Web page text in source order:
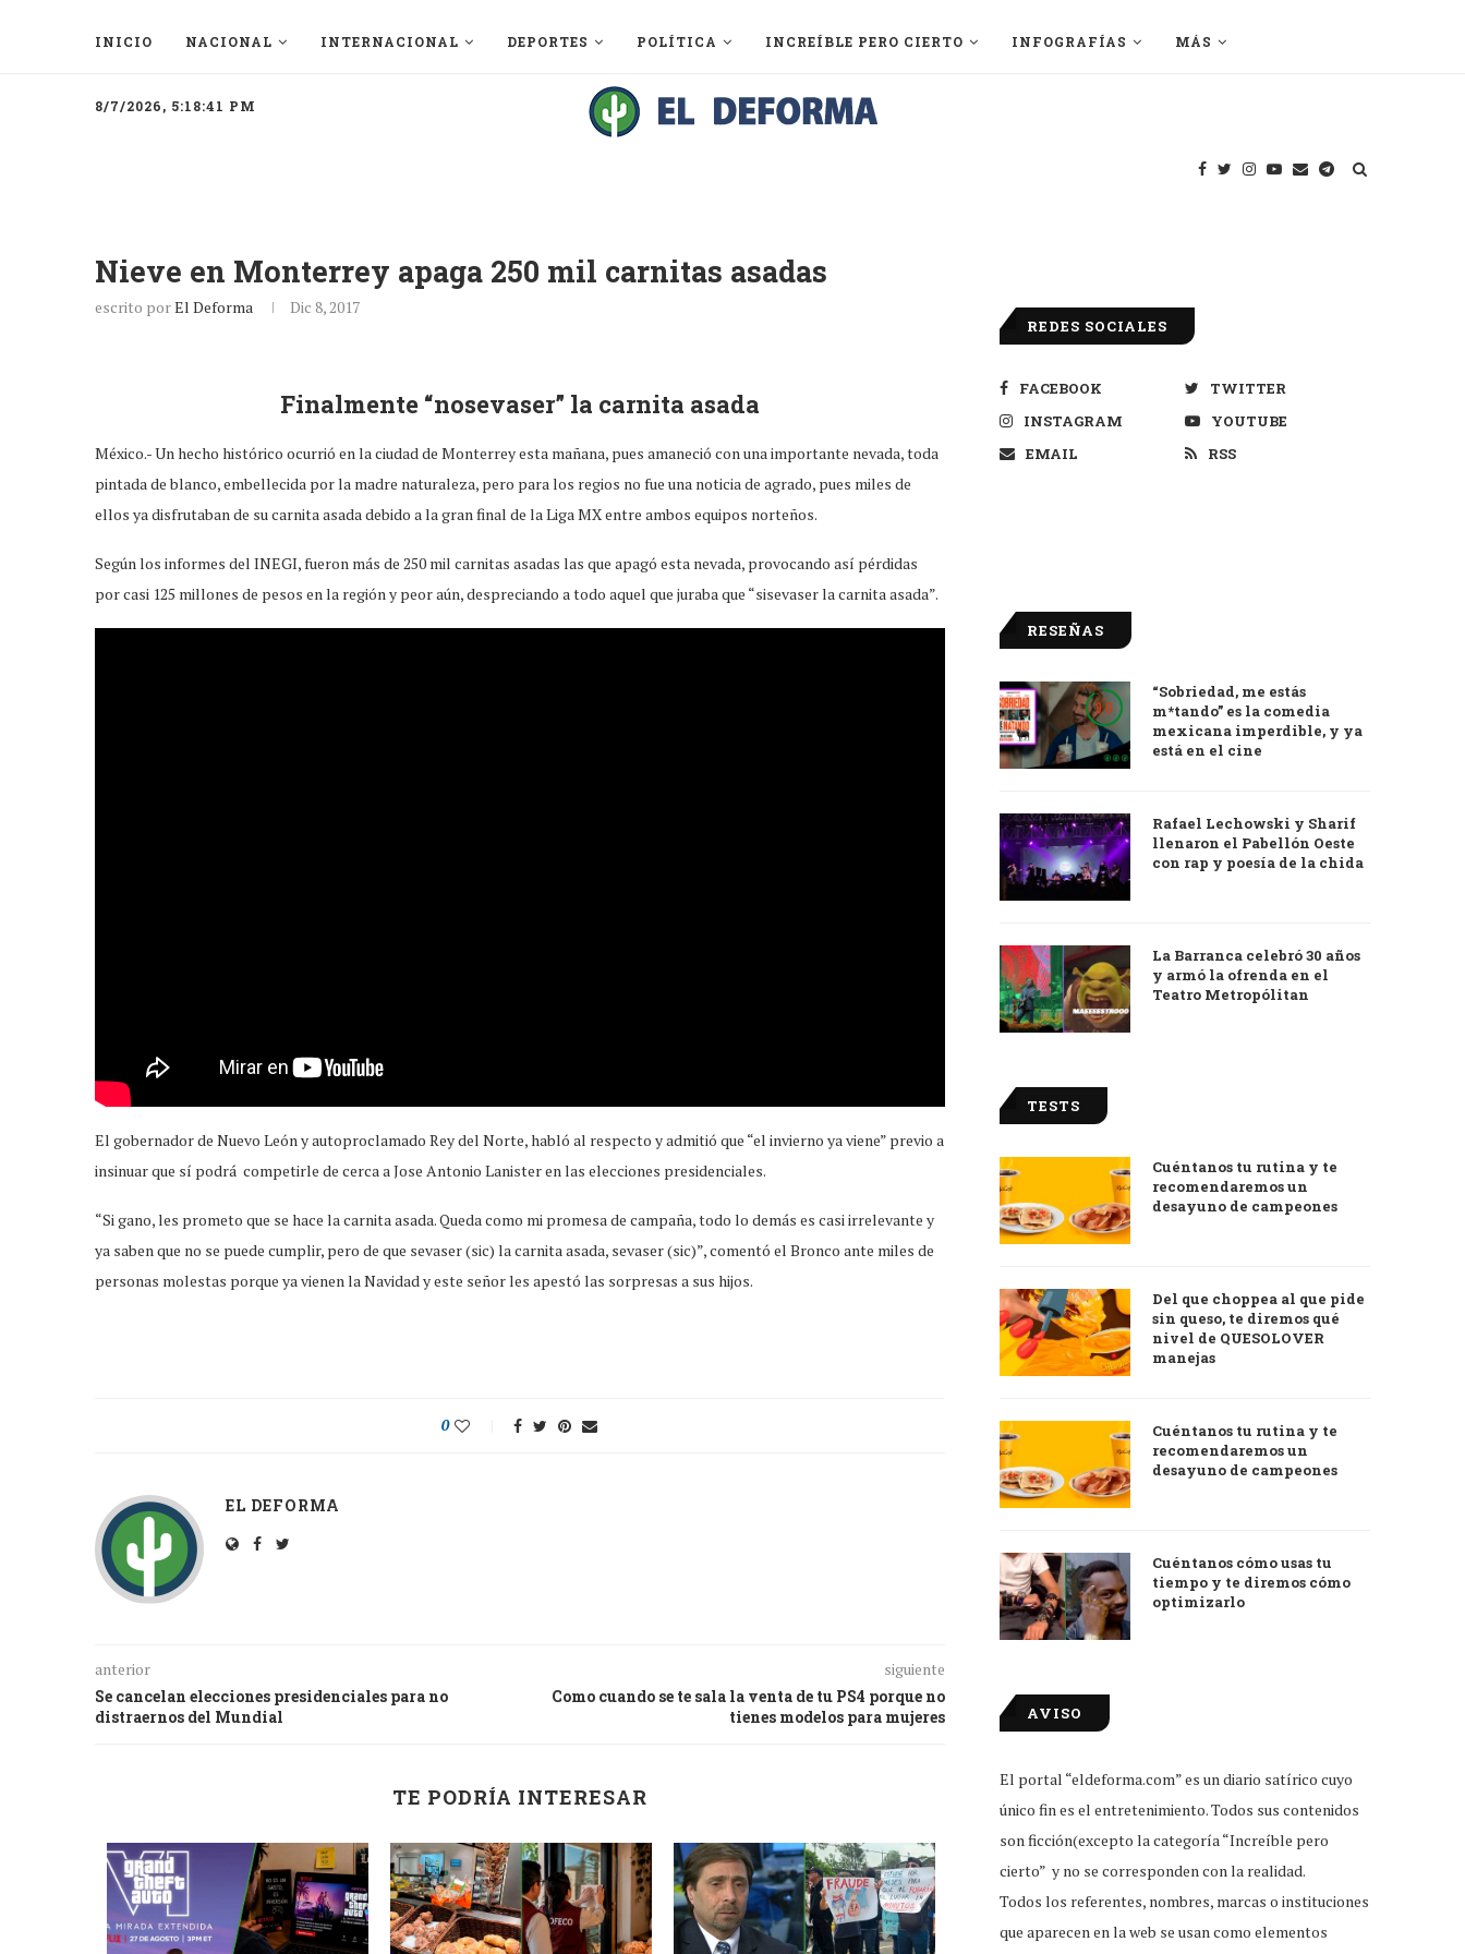
INICIO NACIONAL INTERNACIONAL DEPORTES POLÍTICA INCREÍBLE PERO CIERTO INFOGRAFÍAS MÁS
8/7/2026, 5:18:41 PM
Nieve en Monterrey apaga 250 mil carnitas asadas
escrito porEl Deforma Dic 8, 2017
Finalmente “nosevaser” la carnita asada
México.- Un hecho histórico ocurrió en la ciudad de Monterrey esta mañana, pues amaneció con una importante nevada, toda
pintada de blanco, embellecida por la madre naturaleza, pero para los regios no fue una noticia de agrado, pues miles de
ellos ya disfrutaban de su carnita asada debido a la gran final de la Liga MX entre ambos equipos norteños.
Según los informes del INEGI, fueron más de 250 mil carnitas asadas las que apagó esta nevada, provocando así pérdidas
por casi 125 millones de pesos en la región y peor aún, despreciando a todo aquel que juraba que “sisevaser la carnita asada”.
El gobernador de Nuevo León y autoproclamado Rey del Norte, habló al respecto y admitió que “el invierno ya viene” previo a
insinuar que sí podrá competirle de cerca a Jose Antonio Lanister en las elecciones presidenciales.
“Si gano, les prometo que se hace la carnita asada. Queda como mi promesa de campaña, todo lo demás es casi irrelevante y
ya saben que no se puede cumplir, pero de que sevaser (sic) la carnita asada, sevaser (sic)”, comentó el Bronco ante miles de
personas molestas porque ya vienen la Navidad y este señor les apestó las sorpresas a sus hijos.
0
EL DEFORMA
anterior
Se cancelan elecciones presidenciales para no
distraernos del Mundial
siguiente
Como cuando se te sala la venta de tu PS4 porque no
tienes modelos para mujeres
TE PODRÍA INTERESAR
REDES SOCIALES
FACEBOOK
TWITTER
INSTAGRAM
YOUTUBE
EMAIL
RSS
RESEÑAS
9.0
“Sobriedad, me estás
m*tando” es la comedia
mexicana imperdible, y ya
está en el cine
Rafael Lechowski y Sharif
llenaron el Pabellón Oeste
con rap y poesía de la chida
La Barranca celebró 30 años
y armó la ofrenda en el
Teatro Metropólitan
TESTS
Cuéntanos tu rutina y te
recomendaremos un
desayuno de campeones
Del que choppea al que pide
sin queso, te diremos qué
nivel de QUESOLOVER
manejas
Cuéntanos tu rutina y te
recomendaremos un
desayuno de campeones
Cuéntanos cómo usas tu
tiempo y te diremos cómo
optimizarlo
AVISO
El portal “eldeforma.com” es un diario satírico cuyo
único fin es el entretenimiento. Todos sus contenidos
son ficción(excepto la categoría “Increíble pero
cierto” y no se corresponden con la realidad.
Todos los referentes, nombres, marcas o instituciones
que aparecen en la web se usan como elementos